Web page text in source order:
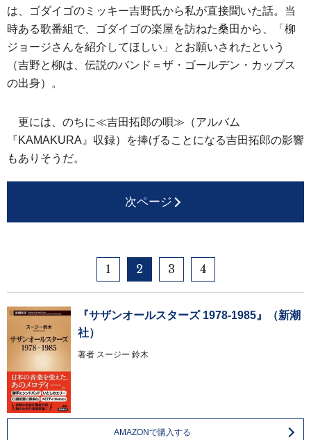
は、ゴダイゴのミッキー吉野氏から私が直接聞いた話。当
時ある歌番組で、ゴダイゴの楽屋を訪ねた桑田から、「柳
ジョージさんを紹介してほしい」とお願いされたという
（吉野と柳は、伝説のバンド＝ザ・ゴールデン・カップス
の出身）。
更には、のちに≪吉田拓郎の唄≫（アルバム
『KAMAKURA』収録）を捧げることになる吉田拓郎の影響
もありそうだ。
次ページ
1 2 3 4
『サザンオールスターズ 1978-1985』（新潮
社）
著者 スージー 鈴木
AMAZONで購入する